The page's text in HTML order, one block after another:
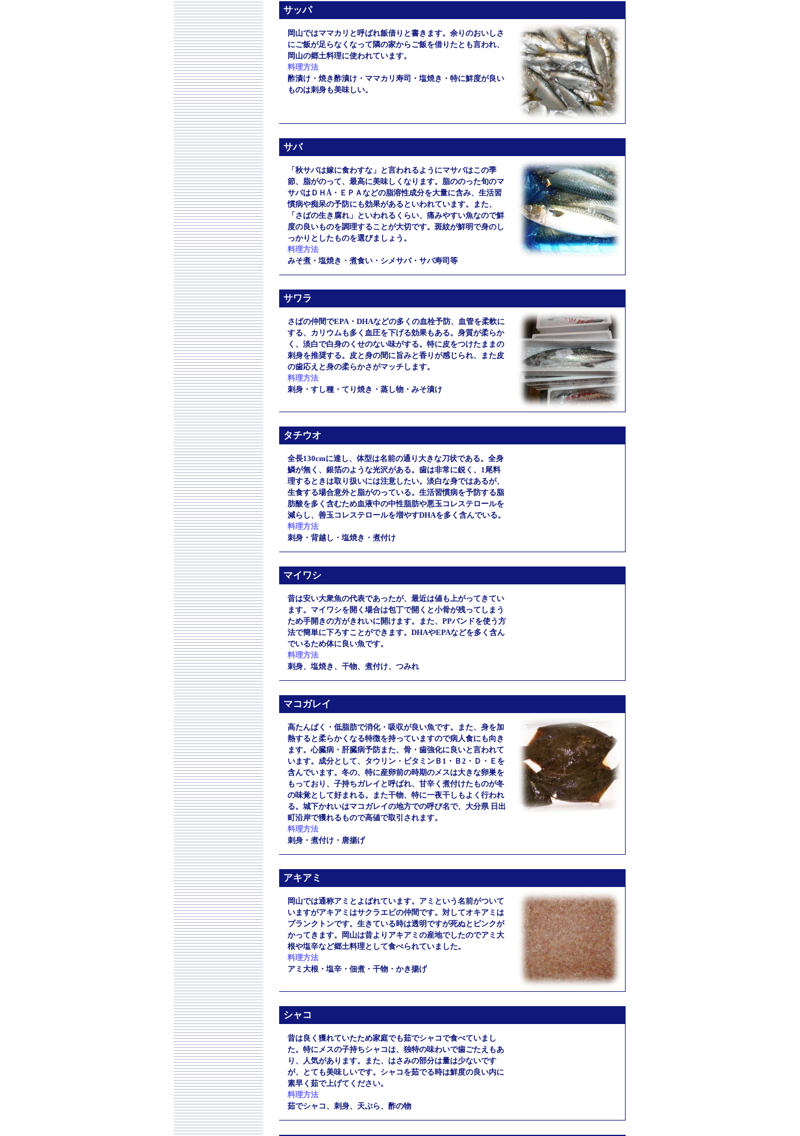
サッパ
岡山ではママカリと呼ばれ飯借りと書きます。余りのおいしさ
にご飯が足らなくなって隣の家からご飯を借りたとも言われ、
岡山の郷土料理に使われています。
料理方法
酢漬け・焼き酢漬け・ママカリ寿司・塩焼き・特に鮮度が良い
ものは刺身も美味しい。
サバ
「秋サバは嫁に食わすな」と言われるようにマサバはこの季
節、脂がのって、最高に美味しくなります。脂ののった旬のマ
サバはＤＨÅ・ＥＰＡなどの脂溶性成分を大量に含み、生活習
慣病や痴呆の予防にも効果があるといわれています。また、
「さばの生き腐れ」といわれるくらい、痛みやすい魚なので鮮
度の良いものを調理することが大切です。斑紋が鮮明で身のし
っかりとしたものを選びましょう。
料理方法
みそ煮・塩焼き・煮食い・シメサバ・サバ寿司等
サワラ
さばの仲間でEPA・DHAなどの多くの血栓予防、血管を柔軟に
する、カリウムも多く血圧を下げる効果もある。身質が柔らか
く、淡白で白身のくせのない味がする。特に皮をつけたままの
刺身を推奨する。皮と身の間に旨みと香りが感じられ、また皮
の歯応えと身の柔らかさがマッチします。
料理方法
刺身・すし種・てり焼き・蒸し物・みそ漬け
タチウオ
全長130cmに達し、体型は名前の通り大きな刀状である。全身
鱗が無く、銀箔のような光沢がある。歯は非常に鋭く、1尾料
理するときは取り扱いには注意したい。淡白な身ではあるが、
生食する場合意外と脂がのっている。生活習慣病を予防する脂
肪酸を多く含むため血液中の中性脂肪や悪玉コレステロールを
減らし、善玉コレステロールを増やすDHAを多く含んでいる。
料理方法
刺身・背越し・塩焼き・煮付け
マイワシ
昔は安い大衆魚の代表であったが、最近は値も上がってきてい
ます。マイワシを開く場合は包丁で開くと小骨が残ってしまう
ため手開きの方がきれいに開けます。また、PPバンドを使う方
法で簡単に下ろすことができます。DHAやEPAなどを多く含ん
でいるため体に良い魚です。
料理方法
刺身、塩焼き、干物、煮付け、つみれ
マコガレイ
高たんぱく・低脂肪で消化・吸収が良い魚です。また、身を加
熱すると柔らかくなる特徴を持っていますので病人食にも向き
ます。心臓病・肝臓病予防また、骨・歯強化に良いと言われて
います。成分として、タウリン・ビタミンＢ1・Ｂ2・Ｄ・Ｅを
含んでいます。冬の、特に産卵前の時期のメスは大きな卵巣を
もっており、子持ちガレイと呼ばれ、甘辛く煮付けたものが冬
の味覚として好まれる。また干物、特に一夜干しもよく行われ
る。城下かれいはマコガレイの地方での呼び名で、大分県 日出
町沿岸で獲れるもので高値で取引されます。
料理方法
刺身・煮付け・唐揚げ
アキアミ
岡山では通称アミとよばれています。アミという名前がついて
いますがアキアミはサクラエビの仲間です。対してオキアミは
プランクトンです。生きている時は透明ですが死ぬとピンクが
かってきます。岡山は昔よりアキアミの産地でしたのでアミ大
根や塩辛など郷土料理として食べられていました。
料理方法
アミ大根・塩辛・佃煮・干物・かき揚げ
シャコ
昔は良く獲れていたため家庭でも茹でシャコで食べていまし
た。特にメスの子持ちシャコは、独特の味わいで歯ごたえもあ
り、人気があります。また、はさみの部分は量は少ないです
が、とても美味しいです。シャコを茹でる時は鮮度の良い内に
素早く茹で上げてください。
料理方法
茹でシャコ、刺身、天ぷら、酢の物